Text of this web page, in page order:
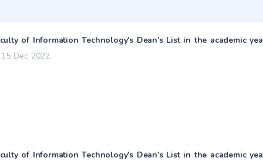
of Information Technology's Dean's List in the academic
15 Dec 2022
of Information Technology's Dean's List in the academic